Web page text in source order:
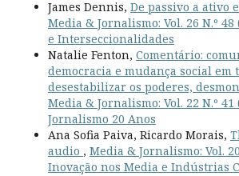
James Dennis, De passivo a ativo
Media & Jornalismo: Vol. 26 N.º
e Interseccionalidades
Natalie Fenton, Comentário:
democracia e mudança social em
desestabilizar os poderes,
Media & Jornalismo: Vol. 22 N.º
Jornalismo 20 Anos
Ana Sofia Paiva, Ricardo Morais,
audio , Media & Jornalismo: Vol.
Inovação nos Media e Indústrias